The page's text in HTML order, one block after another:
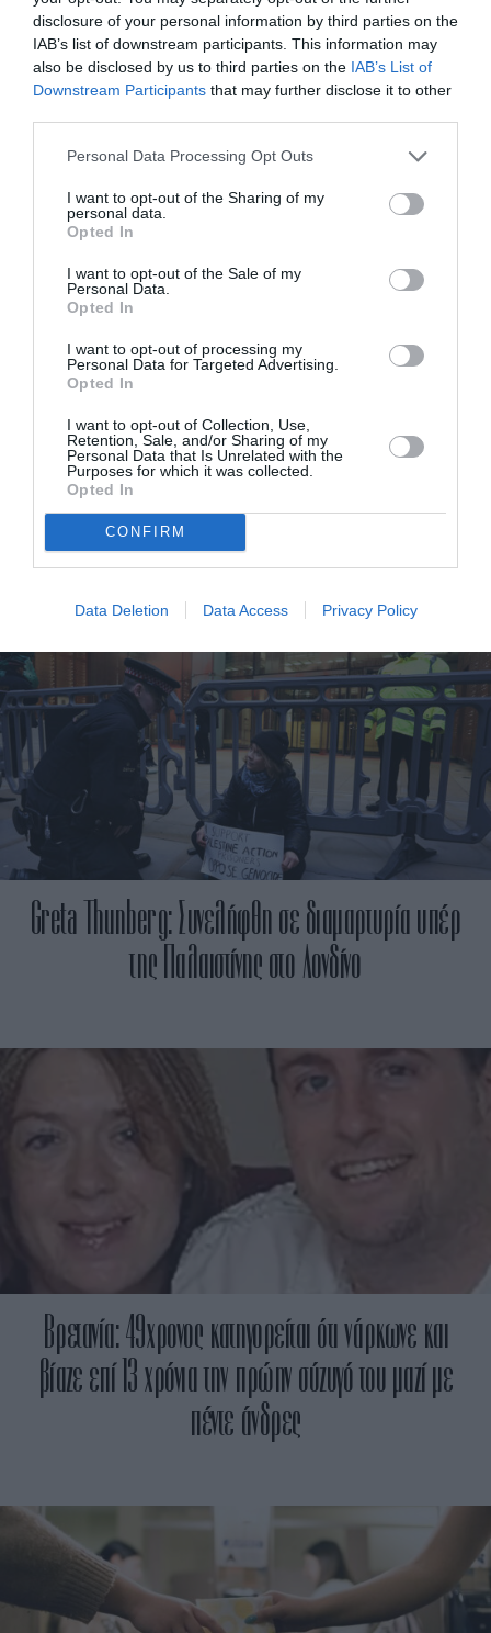
disclosure of your personal information by third parties on the
IAB’s list of downstream participants. This information may
also be disclosed by us to third parties on the IAB’s List of
Downstream Participants that may further disclose it to other
Personal Data Processing Opt Outs
I want to opt-out of the Sharing of my
personal data.
Opted In
I want to opt-out of the Sale of my
Personal Data.
Opted In
I want to opt-out of processing my
Personal Data for Targeted Advertising.
Opted In
I want to opt-out of Collection, Use,
Retention, Sale, and/or Sharing of my
Personal Data that Is Unrelated with the
Purposes for which it was collected.
Opted In
CONFIRM
Data Deletion Data Access Privacy Policy
Oικογένειες μηνύουν το TikTok για τον θάνατο των
παιδιών τους και ξεκινούν δικαστικό αγώνα εναντίον
της πλατφόρμας
Greta Thunberg: Συνελήφθη σε διαμαρτυρία υπέρ
της Παλαιστίνης στο Λονδίνο
Βρετανία: 49χρονος κατηγορείται ότι νάρκωνε και
βίαζε επί 13 χρόνια την πρώην σύζυγό του μαζί με
πέντε άνδρες